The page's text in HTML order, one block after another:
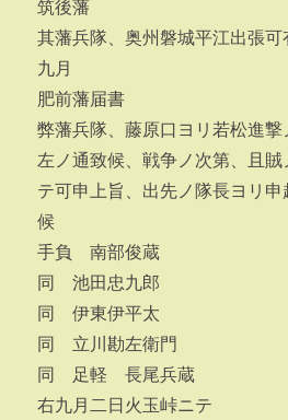
筑後藩
其藩兵隊、奥州磐城平江出張
九月
肥前藩届書
弊藩兵隊、藤原口ヨリ若松進撃
左ノ通致候、戦争ノ次第、且
テ可申上旨、出先ノ隊長ヨリ
候
手負 南部俊蔵
同 池田忠九郎
同 伊東伊平太
同 立川勘左衛門
同 足軽 長尾兵蔵
右九月二日火玉峠ニテ